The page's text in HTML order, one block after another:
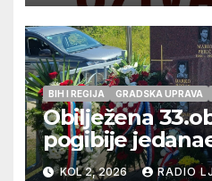
BIH I REGIJA GRADSKA UPRAVA
Obilježena
pogibije
ljubuških
KOL 2, 2026 RADIO